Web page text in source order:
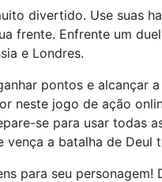
divertido. Use suas
frente. Enfrente um
e Londres.
pontos e alcançar
neste jogo de ação
se para usar todas
vença a batalha de Deul
para seu personagem!